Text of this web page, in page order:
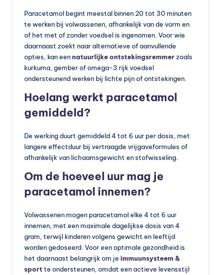
Paracetamol begint meestal binnen 20 tot 30 minuten
te werken bij volwassenen, afhankelijk van de vorm en
of het met of zonder voedsel is ingenomen. Voor wie
daarnaast zoekt naar alternatieve of aanvullende
opties, kan eennatuurlijke ontstekingsremmerzoals
kurkuma, gember of omega-3 rijk voedsel
ondersteunend werken bij lichte pijn of ontstekingen.
Hoelang werkt paracetamol
gemiddeld?
De werking duurt gemiddeld 4 tot 6 uur per dosis, met
langere effectduur bij vertraagde vrijgaveformules of
afhankelijk van lichaamsgewicht en stofwisseling.
Om de hoeveel uur mag je
paracetamol innemen?
Volwassenen mogen paracetamol elke 4 tot 6 uur
innemen, met een maximale dagelijkse dosis van 4
gram, terwijl kinderen volgens gewicht en leeftijd
worden gedoseerd. Voor een optimale gezondheid is
het daarnaast belangrijk om je immuunsysteem &
sport te ondersteunen, omdat een actieve levensstijl